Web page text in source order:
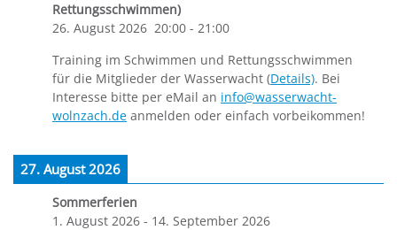
Rettungsschwimmen)
26. August 2026 20:00 - 21:00
Training im Schwimmen und Rettungsschwimmen
für die Mitglieder der Wasserwacht (Details). Bei
Interesse bitte per eMail an info@wasserwacht-
wolnzach.de anmelden oder einfach vorbeikommen!
27. August 2026
Sommerferien
1. August 2026 - 14. September 2026